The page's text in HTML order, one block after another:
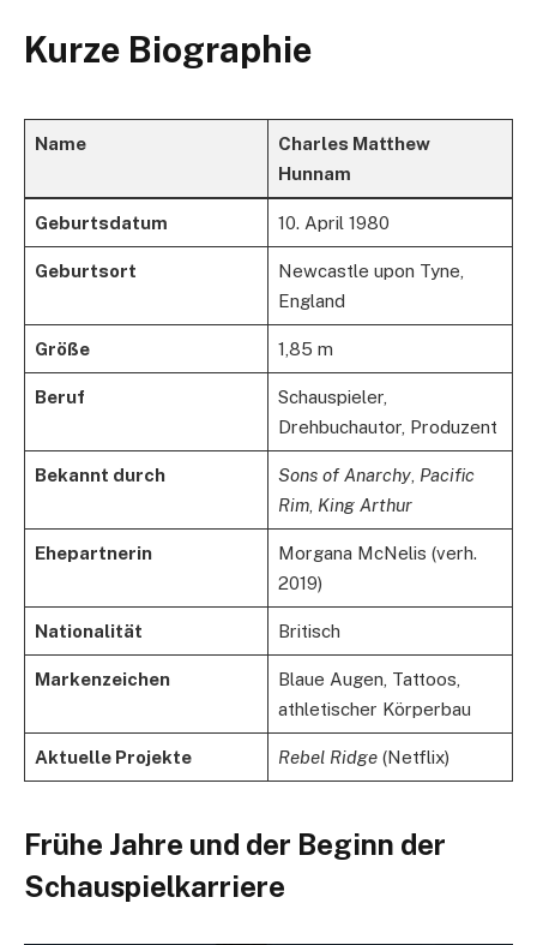
Kurze Biographie
Name
Charles Matthew
Hunnam
Geburtsdatum 10. April 1980
Geburtsort
Newcastle upon Tyne,
England
Größe 1,85 m
Beruf
Schauspieler,
Drehbuchautor, Produzent
Bekannt durch Sons of Anarchy, Pacific
Rim, King Arthur
Ehepartnerin
Morgana McNelis (verh.
2019)
Nationalität Britisch
Markenzeichen
Blaue Augen, Tattoos,
athletischer Körperbau
Aktuelle Projekte Rebel Ridge(Netflix)
Frühe Jahre und der Beginn der
Schauspielkarriere